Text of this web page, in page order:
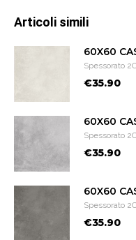
Articoli simili
60X60
Spessorato
€35.90
60X60
Spessorato
€35.90
60X60
Spessorato
€35.90